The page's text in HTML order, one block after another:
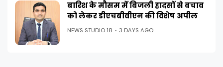
बारिश के मौसम में बिजली हादसों से बचाव
को लेकर डीएचबीवीएन की विशेष अपील
NEWS STUDIO 18 3 DAYS AGO